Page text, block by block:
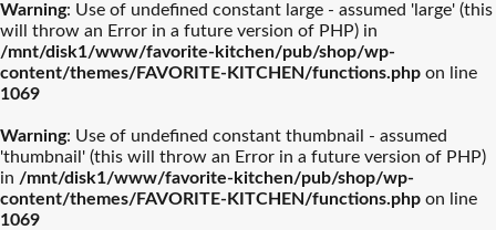
Warning: Use of undefined constant large - assumed 'large' (this
will throw an Error in a future version of PHP) in
/mnt/disk1/www/favorite-kitchen/pub/shop/wp-
content/themes/FAVORITE-KITCHEN/functions.php on line
1069
Warning: Use of undefined constant thumbnail - assumed
'thumbnail' (this will throw an Error in a future version of PHP)
in /mnt/disk1/www/favorite-kitchen/pub/shop/wp-
content/themes/FAVORITE-KITCHEN/functions.php on line
1069
ビクトリノックス イッタラ
カメヤマ ルミナラ
すすめギフト
出産祝おすすめギフト 新築祝おすすめギフト
プレート・器人気
ランキング
カトラリー人気ル
ランキング